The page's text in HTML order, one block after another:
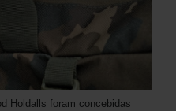
Holdalls foram concebidas